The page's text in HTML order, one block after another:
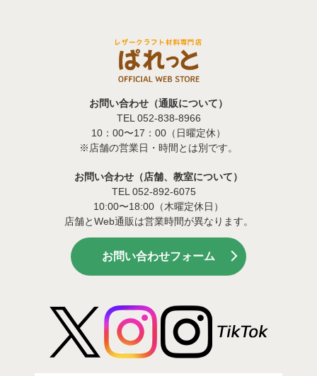
お問い合わせ（通販について）
TEL 052-838-8966
10：00〜17：00（日曜定休）
※店舗の営業日・時間とは別です。
お問い合わせ（店舗、教室について）
TEL 052-892-6075
10:00〜18:00（木曜定休日）
店舗とWeb通販は営業時間が異なります。
お問い合わせフォーム